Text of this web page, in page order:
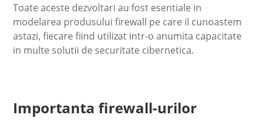
Toate aceste dezvoltari au fost esentiale in
modelarea produsului firewall pe care il cunoastem
astazi, fiecare fiind utilizat intr-o anumita capacitate
in multe solutii de securitate cibernetica.
Importanta firewall-urilor